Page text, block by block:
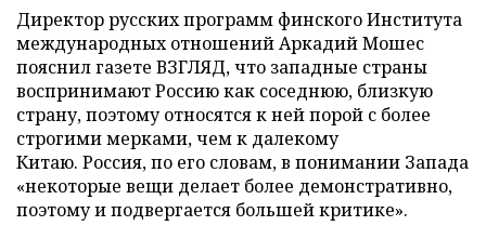
Директор русских программ финского Института
международных отношений Аркадий Мошес
пояснил газете ВЗГЛЯД,что западные страны
воспринимают Россию как соседнюю, близкую
страну, поэтому относятся к ней порой с более
строгими мерками, чем к далекому
Китаю. Россия, по его словам, в понимании Запада
«некоторые вещи делает более демонстративно,
поэтому и подвергается большей критике».